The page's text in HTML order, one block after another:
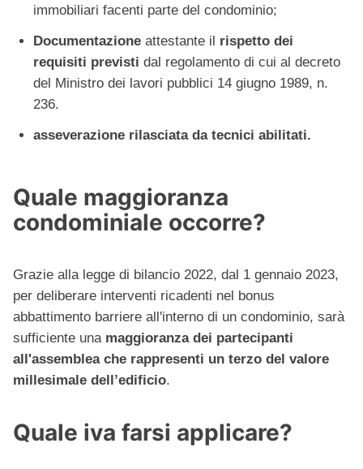
immobiliari facenti parte del condominio;
Documentazione attestante il rispetto dei
requisiti previsti dal regolamento di cui al decreto
del Ministro dei lavori pubblici 14 giugno 1989, n.
236.
asseverazione rilasciata da tecnici abilitati.
Quale maggioranza
condominiale occorre?
Grazie alla legge di bilancio 2022, dal 1 gennaio 2023,
per deliberare interventi ricadenti nel bonus
abbattimento barriere all'interno di un condominio, sarà
sufficiente una maggioranza dei partecipanti
all'assemblea che rappresenti un terzo del valore
millesimale dell’edificio.
Quale iva farsi applicare?